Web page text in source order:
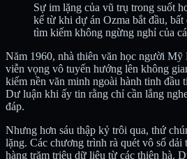
Sự im lặng của vũ trụ trong suốt
kể từ khi dự án Ozma bắt đầu,
tìm kiếm không ngừng nghỉ của
Năm 1960, nhà thiên văn học người Mỹ
viễn vọng vô tuyến hướng lên không
kiếm nền văn minh ngoài hành tinh đầu
Dư luận khi ấy tin rằng chỉ cần lắng
đáp.
Nhưng hơn sáu thập kỷ trôi qua, thứ
lặng. Các chương trình rà quét vô số dải
hàng trăm triệu dữ liệu từ các thiên hà.